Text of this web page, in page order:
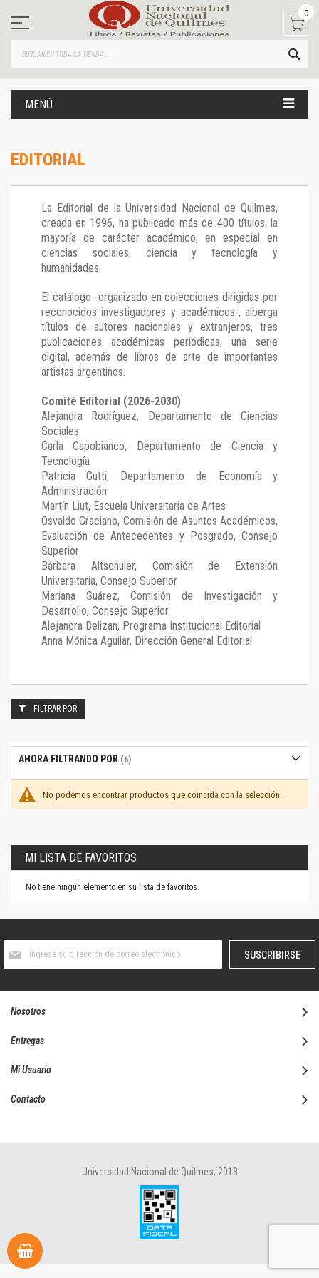
contenido
0
MENÚ
EDITORIAL
La Editorial de la Universidad Nacional de Quilmes,
creada en 1996, ha publicado más de 400 títulos, la
mayoría de carácter académico, en especial en
ciencias sociales, ciencia y tecnología y
humanidades.
El catálogo -organizado en colecciones dirigidas por
reconocidos investigadores y académicos-, alberga
títulos de autores nacionales y extranjeros, tres
publicaciones académicas periódicas, una serie
digital, además de libros de arte de importantes
artistas argentinos.
Comité Editorial (2026-2030)
Alejandra Rodríguez, Departamento de Ciencias
Sociales
Carla Capobianco, Departamento de Ciencia y
Tecnología
Patricia Gutti, Departamento de Economía y
Administración
Martín Liut, Escuela Universitaria de Artes
Osvaldo Graciano, Comisión de Asuntos Académicos,
Evaluación de Antecedentes y Posgrado, Consejo
Superior
Bárbara Altschuler, Comisión de Extensión
Universitaria, Consejo Superior
Mariana Suárez, Comisión de Investigación y
Desarrollo, Consejo Superior
Alejandra Belizan, Programa Institucional Editorial
Anna Mónica Aguilar, Dirección General Editorial
No podemos encontrar productos que coincida con la selección.
FILTRAR POR
AHORA FILTRANDO POR
MI LISTA DE FAVORITOS
No tiene ningún elemento en su lista de favoritos.
boletín
SUSCRIBIRSE
Nosotros
Entregas
Mi Usuario
Contacto
Universidad Nacional de Quilmes, 2018